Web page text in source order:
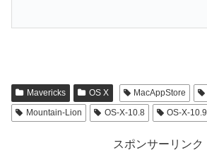
Mavericks OS X MacAppStore
Mountain-Lion
OS-X-10.8 OS-X-10.9
スポンサーリンク